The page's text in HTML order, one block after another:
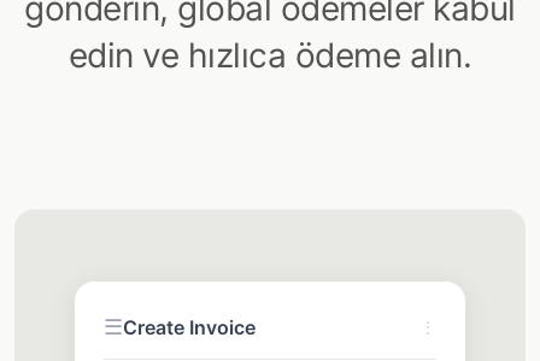
gönderin, global ödemeler kabul
edin ve hızlıca ödeme alın.
☰Create Invoice ⋮